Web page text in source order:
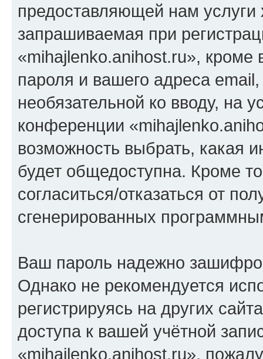
предоставляющей нам
запрашиваемая при
«mihajlenko.anihost.ru», кроме
пароля и вашего адреса
необязательной ко вводу, на
конференции
возможность выбрать, какая
будет общедоступна. Кроме
согласиться/отказаться от
сгенерированных
Ваш пароль надежно
Однако не рекомендуется
регистрируясь на других
доступа к вашей учётной
«mihajlenko.anihost.ru»,